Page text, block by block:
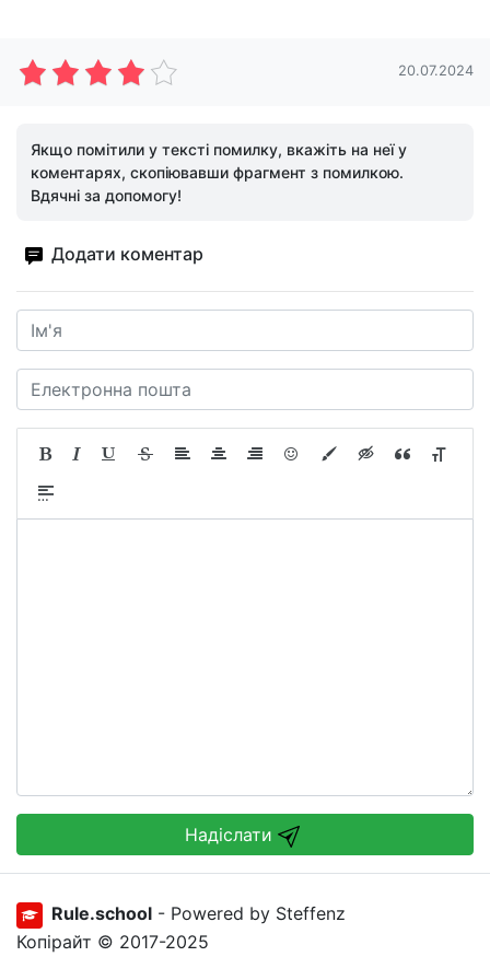
20.07.2024
Якщо помітили у тексті помилку, вкажіть на неї у
коментарях, скопіювавши фрагмент з помилкою.
Вдячні за допомогу!
Додати коментар
Надіслати
Rule.school - Powered by Steffenz
Копірайт © 2017-2025